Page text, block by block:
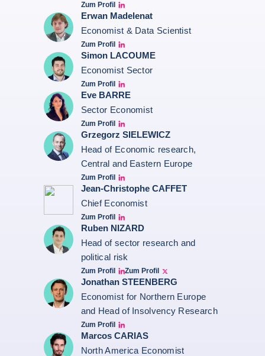
Zum Profil
Christiane von berg linkedin
Erwan Madelenat
Economist & Data Scientist
Zum Profil
Erwan Madelenat
Simon LACOUME
Economist Sector
Zum Profil
Simon Lacoume linkedin
Eve BARRE
Sector Economist
Zum Profil
Eve barré linkedin
Grzegorz SIELEWICZ
Head of Economic research,
Central and Eastern Europe
Zum Profil
grzegorz-sielewicz linkedin
Jean-Christophe CAFFET
Chief Economist
Zum Profil
JCC Linkedin
Ruben NIZARD
Head of sector research and
political risk
Zum Profil
Ruben Nizard linkedin
Zum Profil
Ruben Nizard twitter
Jonathan STEENBERG
Economist for Northern Europe
and Head of Insolvency Research
Zum Profil
Jonathan Steenberg linkedin
Marcos CARIAS
North America Economist